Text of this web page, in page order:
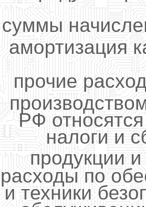
суммы
амортизация
прочие
РФ
налоги и
продукции
расходы по
и техники